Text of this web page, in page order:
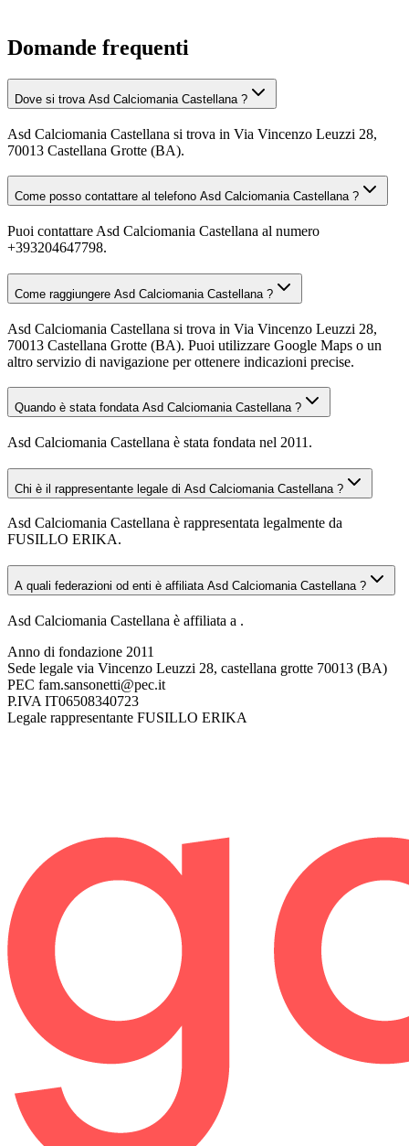
Domande frequenti
Dove si trova Asd Calciomania Castellana ?
Asd Calciomania Castellana si trova in Via Vincenzo Leuzzi 28,
70013 Castellana Grotte (BA).
Come posso contattare al telefono Asd Calciomania Castellana ?
Puoi contattare Asd Calciomania Castellana al numero
+393204647798.
Come raggiungere Asd Calciomania Castellana ?
Asd Calciomania Castellana si trova in Via Vincenzo Leuzzi 28,
70013 Castellana Grotte (BA). Puoi utilizzare Google Maps o un
altro servizio di navigazione per ottenere indicazioni precise.
Quando è stata fondata Asd Calciomania Castellana ?
Asd Calciomania Castellana è stata fondata nel 2011.
Chi è il rappresentante legale di Asd Calciomania Castellana ?
Asd Calciomania Castellana è rappresentata legalmente da
FUSILLO ERIKA.
A quali federazioni od enti è affiliata Asd Calciomania Castellana ?
Asd Calciomania Castellana è affiliata a .
Anno di fondazione 2011
Sede legale via Vincenzo Leuzzi 28, castellana grotte 70013 (BA)
PEC fam.sansonetti@pec.it
P.IVA IT06508340723
Legale rappresentante FUSILLO ERIKA